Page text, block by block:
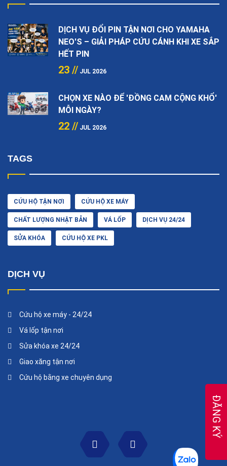
ĐĂNG KÝ
DỊCH VỤ ĐỔI PIN TẬN NƠI CHO YAMAHA
NEO'S – GIẢI PHÁP CỨU CÁNH KHI XE SẮP
HẾT PIN
23 // JUL 2026
CHỌN XE NÀO ĐỂ 'ĐỒNG CAM CỘNG KHỔ'
MỖI NGÀY?
22 // JUL 2026
TAGS
CỨU HỘ TẬN NƠI CỨU HỘ XE MÁY
CHẤT LƯỢNG NHẬT BẢN VÁ LỐP DỊCH VỤ 24/24
SỬA KHÓA CỨU HỘ XE PKL
DỊCH VỤ
Cứu hộ xe máy - 24/24
Vá lốp tận nơi
Sửa khóa xe 24/24
Giao xăng tận nơi
Cứu hộ bằng xe chuyên dụng